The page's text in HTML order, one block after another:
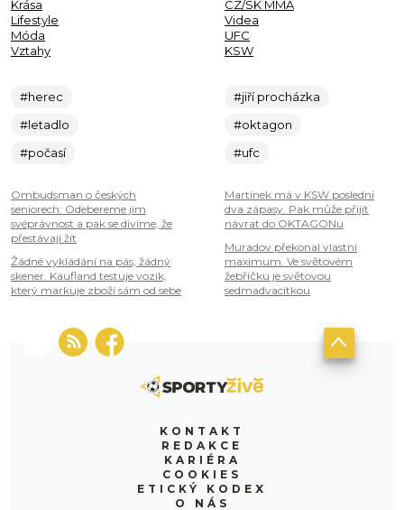
Krása
Lifestyle
Móda
Vztahy
#herec
#letadlo
#počasí
Ombudsman o českých
seniorech: Odebereme jim
svéprávnost a pak se divíme, že
přestávají žít
Žádné vykládání na pás, žádný
skener. Kaufland testuje vozík,
který markuje zboží sám od sebe
CZ/SK MMA
Videa
UFC
KSW
#jiří procházka
#oktagon
#ufc
Martínek má v KSW poslední
dva zápasy. Pak může přijít
návrat do OKTAGONu
Muradov překonal vlastní
maximum. Ve světovém
žebříčku je světovou
sedmadvacítkou
KONTAKT
REDAKCE
KARIÉRA
COOKIES
ETICKÝ KODEX
O NÁS